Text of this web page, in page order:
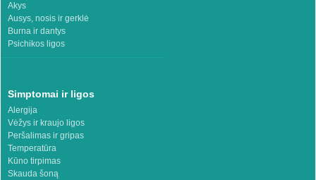
Akys
Ausys, nosis ir gerklė
Burna ir dantys
Psichikos ligos
Simptomai ir ligos
Alergija
Vėžys ir kraujo ligos
Peršalimas ir gripas
Temperatūra
Kūno tirpimas
Skauda šoną